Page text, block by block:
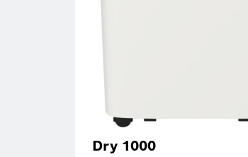
Dry 1000